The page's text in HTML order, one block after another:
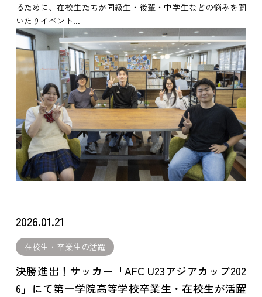
るために、在校生たちが同級生・後輩・中学生などの悩みを聞
いたりイベント...
2026.01.21
在校生・卒業生の活躍
決勝進出！サッカー「AFC U23アジアカップ202
6」にて第一学院高等学校卒業生・在校生が活躍